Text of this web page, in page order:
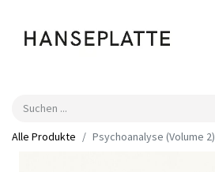
Alle Produkte Psychoanalyse (Volume 2)